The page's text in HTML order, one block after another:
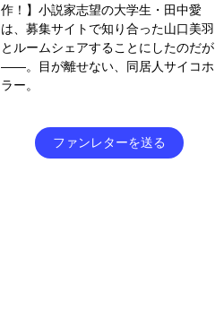
作！】小説家志望の大学生・田中愛
は、募集サイトで知り合った山口美羽
とルームシェアすることにしたのだが
――。目が離せない、同居人サイコホ
ラー。
ファンレターを送る